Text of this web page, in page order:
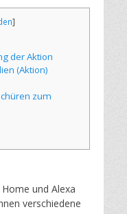
]
der Aktion
(Aktion)
zum
und Alexa
verschiedene